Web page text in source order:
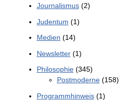
Journalismus(2)
Judentum (1)
Medien (14)
Newsletter(1)
Philosophie(345)
Postmoderne(158)
Programmhinweis(1)